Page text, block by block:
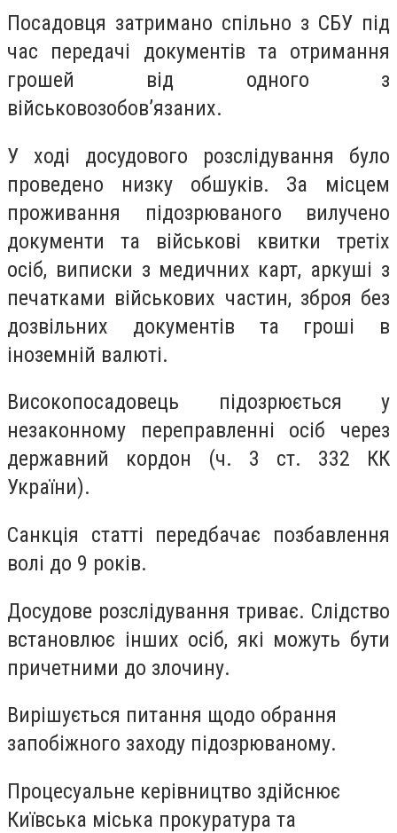
Посадовця затримано спільно з СБУ під
час передачі документів та отримання
грошей від одного з
військовозобов’язаних.
У ході досудового розслідування було
проведено низку обшуків. За місцем
проживання підозрюваного вилучено
документи та військові квитки третіх
осіб, виписки з медичних карт, аркуші з
печатками військових частин, зброя без
дозвільних документів та гроші в
іноземній валюті.
Високопосадовець підозрюється у
незаконному переправленні осіб через
державний кордон (ч. 3 ст. 332 КК
України).
Санкція статті передбачає позбавлення
волі до 9 років.
Досудове розслідування триває. Слідство
встановлює інших осіб, які можуть бути
причетними до злочину.
Вирішується питання щодо обрання
запобіжного заходу підозрюваному.
Процесуальне керівництво здійснює
Київська міська прокуратура та